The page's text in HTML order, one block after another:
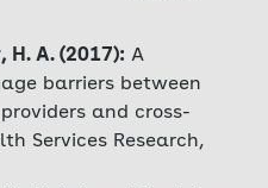
H. A. (2017): A
barriers between
and cross-
Services Research,